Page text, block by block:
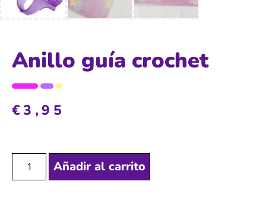
Anillo guía crochet
€3,95
Añadir al carrito